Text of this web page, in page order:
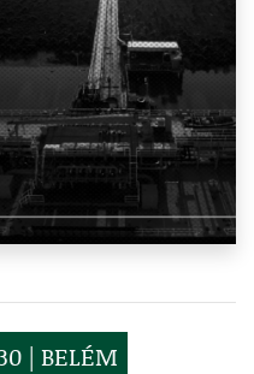
| BELÉM